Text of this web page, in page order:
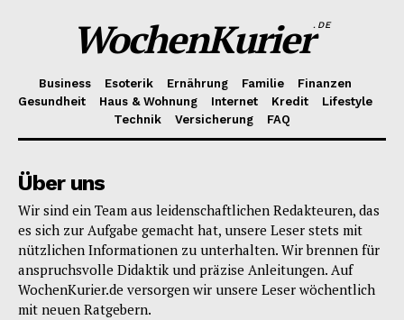
WochenKurier.DE
Business Esoterik Ernährung Familie
Finanzen
Gesundheit
Haus & Wohnung Internet Kredit
Lifestyle
Technik
Versicherung FAQ
Über uns
Wir sind ein Team aus leidenschaftlichen Redakteuren, das
es sich zur Aufgabe gemacht hat, unsere Leser stets mit
nützlichen Informationen zu unterhalten. Wir brennen für
anspruchsvolle Didaktik und präzise Anleitungen. Auf
WochenKurier.de versorgen wir unsere Leser wöchentlich
mit neuen Ratgebern.